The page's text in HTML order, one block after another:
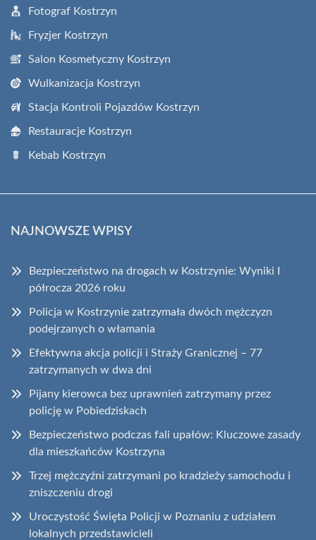
Fotograf Kostrzyn
Fryzjer Kostrzyn
Salon Kosmetyczny Kostrzyn
Wulkanizacja Kostrzyn
Stacja Kontroli Pojazdów Kostrzyn
Restauracje Kostrzyn
Kebab Kostrzyn
NAJNOWSZE WPISY
Bezpieczeństwo na drogach w Kostrzynie: Wyniki I
półrocza 2026 roku
Policja w Kostrzynie zatrzymała dwóch mężczyzn
podejrzanych o włamania
Efektywna akcja policji i Straży Granicznej – 77
zatrzymanych w dwa dni
Pijany kierowca bez uprawnień zatrzymany przez
policję w Pobiedziskach
Bezpieczeństwo podczas fali upałów: Kluczowe zasady
dla mieszkańców Kostrzyna
Trzej mężczyźni zatrzymani po kradzieży samochodu i
zniszczeniu drogi
Uroczystość Święta Policji w Poznaniu z udziałem
lokalnych przedstawicieli